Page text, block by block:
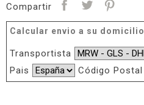
Compartir
Calcular envio a su domicilio
Transportista
Pais
Código Postal